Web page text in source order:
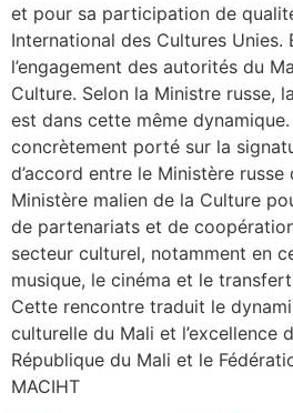
et pour sa participation de
International des Cultures Unies.
l’engagement des autorités du
Culture. Selon la Ministre russe,
est dans cette même
concrètement porté sur la
d’accord entre le Ministère
Ministère malien de la Culture
de partenariats et de
secteur culturel, notamment en
musique, le cinéma et le
Cette rencontre traduit le
culturelle du Mali et l’excellence
République du Mali et le
MACIHT